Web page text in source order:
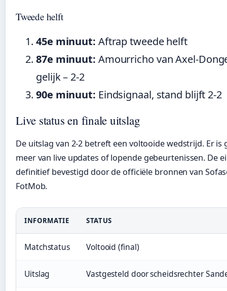
Tweede helft
45e minuut: Aftrap tweede helft
87e minuut: Amourricho van Axel-
gelijk – 2-2
90e minuut: Eindsignaal, stand blijft 2-2
Live status en finale uitslag
De uitslag van 2-2 betreft een voltooide wedstrijd. Er is
meer van live updates of lopende gebeurtenissen. De
definitief bevestigd door de officiële bronnen van
FotMob.
INFORMATIE STATUS
Matchstatus Voltooid (final)
Uitslag Vastgesteld door scheidsrechter